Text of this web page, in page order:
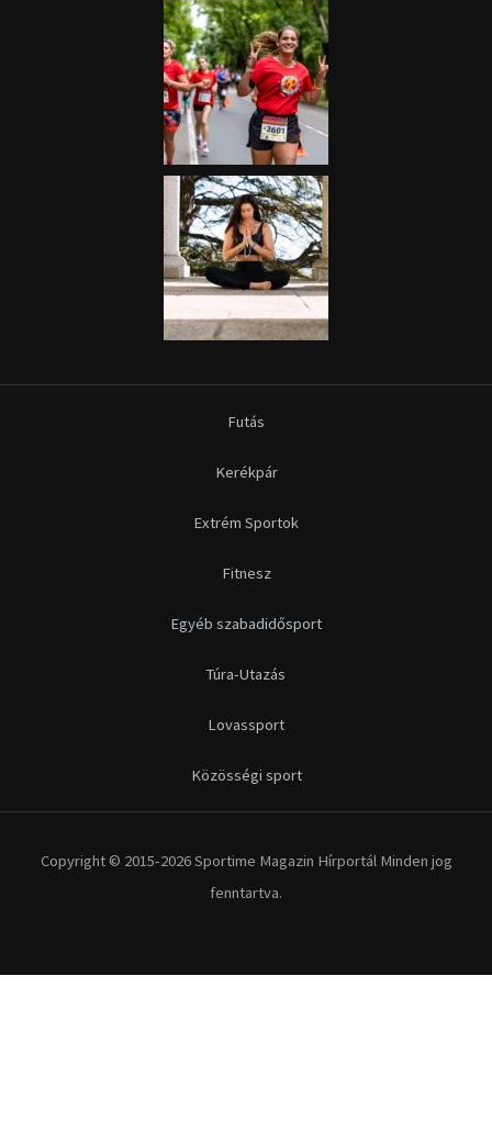
Futás
Kerékpár
Extrém Sportok
Fitnesz
Egyéb szabadidősport
Túra-Utazás
Lovassport
Közösségi sport
Copyright © 2015-2026 Sportime Magazin Hírportál Minden jog
fenntartva.